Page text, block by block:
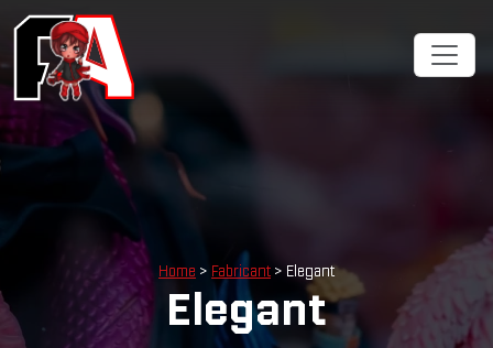
Home > Fabricant > Elegant
Elegant
Cookies management panel